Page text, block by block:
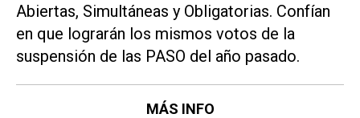
Abiertas, Simultáneas y Obligatorias. Confían
en que lograrán los mismos votos de la
suspensión de las PASO del año pasado.
MÁS INFO